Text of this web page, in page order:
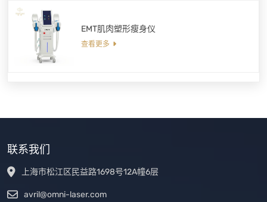
EMT肌肉塑形瘦身仪
查看更多
联系我们
上海市松江区民益路1698号12A幢6层
avril@omni-laser.com